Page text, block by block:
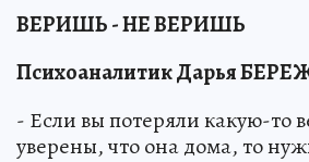
ВЕРИШЬ - НЕ ВЕРИШЬ
Психоаналитик Дарья
- Если вы потеряли какую-то
уверены, что она дома, то